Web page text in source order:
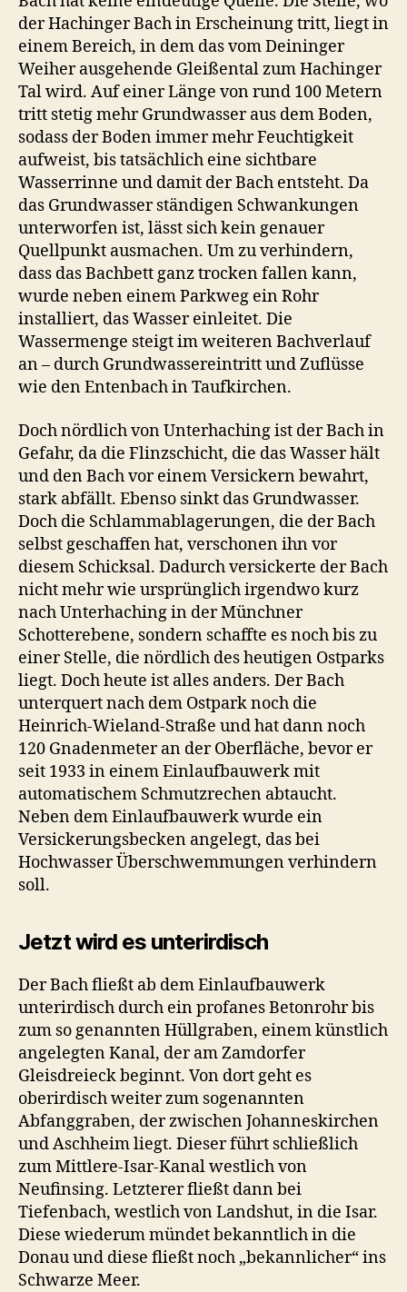
der Hachinger Bach in Erscheinung tritt, liegt in
einem Bereich, in dem das vom Deininger
Weiher ausgehende Gleißental zum Hachinger
Tal wird. Auf einer Länge von rund 100 Metern
tritt stetig mehr Grundwasser aus dem Boden,
sodass der Boden immer mehr Feuchtigkeit
aufweist, bis tatsächlich eine sichtbare
Wasserrinne und damit der Bach entsteht. Da
das Grundwasser ständigen Schwankungen
unterworfen ist, lässt sich kein genauer
Quellpunkt ausmachen. Um zu verhindern,
dass das Bachbett ganz trocken fallen kann,
wurde neben einem Parkweg ein Rohr
installiert, das Wasser einleitet. Die
Wassermenge steigt im weiteren Bachverlauf
an – durch Grundwassereintritt und Zuflüsse
wie den Entenbach in Taufkirchen.
Doch nördlich von Unterhaching ist der Bach in
Gefahr, da die Flinzschicht, die das Wasser hält
und den Bach vor einem Versickern bewahrt,
stark abfällt. Ebenso sinkt das Grundwasser.
Doch die Schlammablagerungen, die der Bach
selbst geschaffen hat, verschonen ihn vor
diesem Schicksal. Dadurch versickerte der Bach
nicht mehr wie ursprünglich irgendwo kurz
nach Unterhaching in der Münchner
Schotterebene, sondern schaffte es noch bis zu
einer Stelle, die nördlich des heutigen Ostparks
liegt. Doch heute ist alles anders. Der Bach
unterquert nach dem Ostpark noch die
Heinrich-Wieland-Straße und hat dann noch
120 Gnadenmeter an der Oberfläche, bevor er
seit 1933 in einem Einlaufbauwerk mit
automatischem Schmutzrechen abtaucht.
Neben dem Einlaufbauwerk wurde ein
Versickerungsbecken angelegt, das bei
Hochwasser Überschwemmungen verhindern
soll.
Jetzt wird es unterirdisch
Der Bach fließt ab dem Einlaufbauwerk
unterirdisch durch ein profanes Betonrohr bis
zum so genannten Hüllgraben, einem künstlich
angelegten Kanal, der am Zamdorfer
Gleisdreieck beginnt. Von dort geht es
oberirdisch weiter zum sogenannten
Abfanggraben, der zwischen Johanneskirchen
und Aschheim liegt. Dieser führt schließlich
zum Mittlere-Isar-Kanal westlich von
Neufinsing. Letzterer fließt dann bei
Tiefenbach, westlich von Landshut, in die Isar.
Diese wiederum mündet bekanntlich in die
Donau und diese fließt noch „bekannlicher“ ins
Schwarze Meer.